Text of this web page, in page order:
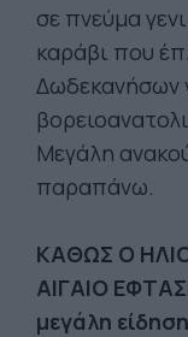
σε πνεύμα
καράβι που
Δωδεκανήσων
Μεγάλη
παραπάνω.
ΚΑΘΩΣ Ο
ΑΙΓΑΙΟ
μεγάλη